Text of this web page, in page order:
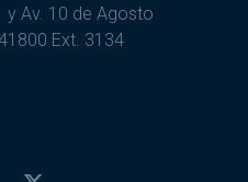
y Av. 10 de Agosto
Ext. 3134